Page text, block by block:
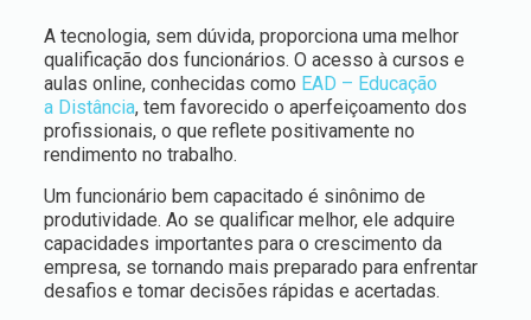
A tecnologia, sem dúvida, proporciona uma melhor
qualificação dos funcionários. O acesso à cursos e
aulas online, conhecidas como EAD – Educação
aDistância, tem favorecido o aperfeiçoamento dos
profissionais, o que reflete positivamente no
rendimento no trabalho.
Um funcionário bem capacitado é sinônimo de
produtividade. Ao se qualificar melhor, ele adquire
capacidades importantes para o crescimento da
empresa, se tornando mais preparado para enfrentar
desafios e tomar decisões rápidas e acertadas.